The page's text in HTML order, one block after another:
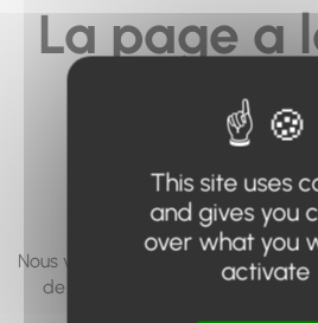
La page a
vous
accéder
pas... ou
Nous vous invitons à utiliser le
de page, ou à utiliser le menu
This site uses
and gives you
over what you
activate